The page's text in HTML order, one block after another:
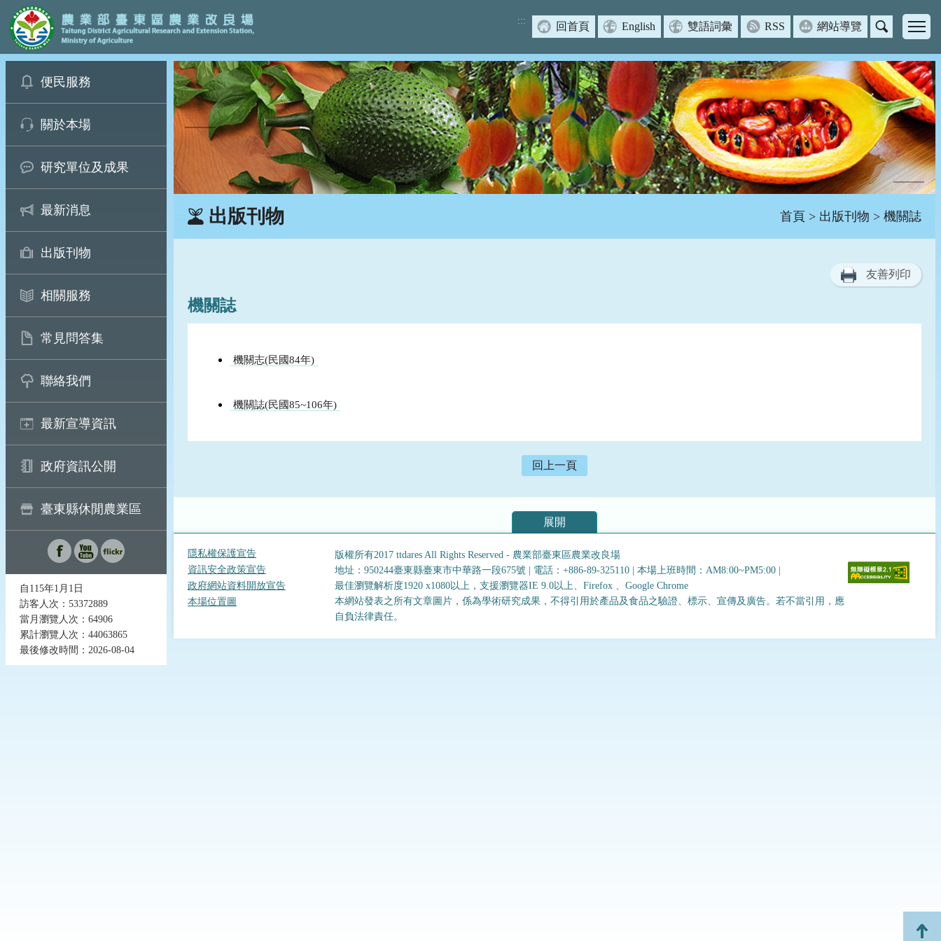
::: 回首頁 English 雙語詞彙 RSS 網站導覽
單
便民服務
關於本場
研究單位及成果
最新消息
出版刊物
相關服務
常見問答集
聯絡我們
最新宣導資訊
政府資訊公開
臺東縣休閒農業區
自115年1月1日
訪客人次：53372889
當月瀏覽人次：64906
累計瀏覽人次：44063865
最後修改時間：2026-08-04
::: 出版刊物 首頁 > 出版刊物 > 機關誌
友善列印
機關誌
機關志(民國84年)
機關誌(民國85~106年)
回上一頁
展開
隱私權保護宣告
資訊安全政策宣告
政府網站資料開放宣告
本場位置圖
版權所有2017 ttdares All Rights Reserved - 農業部臺東區農業改良場
地址：950244臺東縣臺東市中華路一段675號 | 電話：+886-89-325110 | 本場上班時間：AM8:00~PM5:00 |
最佳瀏覽解析度1920 x1080以上，支援瀏覽器IE 9.0以上、Firefox 、Google Chrome
本網站發表之所有文章圖片，係為學術研究成果，不得引用於產品及食品之驗證、標示、宣傳及廣告。若不當引用，應
自負法律責任。